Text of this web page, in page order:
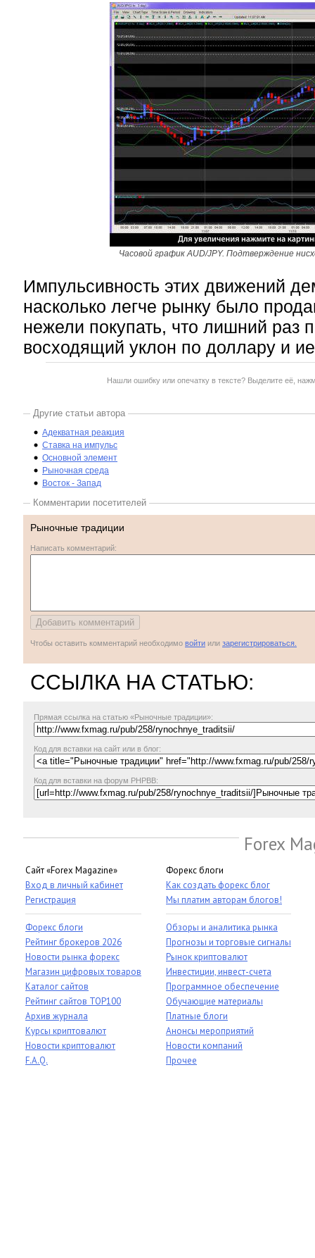
Часовой график AUD/JPY. Подтверждение
Импульсивность этих движений
насколько легче рынку было
нежели покупать, что лишний раз
восходящий уклон по доллару и
Нашли ошибку или опечатку в тексте? Выделите её,
Другие статьи автора
Адекватная реакция
Ставка на импульс
Основной элемент
Рыночная среда
Восток - Запад
Комментарии посетителей
Рыночные традиции
Написать комментарий:
Чтобы оставить комментарий необходимо войти или зарегистрироваться.
ССЫЛКА НА СТАТЬЮ:
Прямая ссылка на статью «Рыночные традиции»:
Код для вставки на сайт или в блог:
Код для вставки на форум PHPBB:
Forex
Сайт «Forex Magazine»
Вход в личный кабинет
Регистрация
Форекс блоги
Рейтинг брокеров 2026
Новости рынка форекс
Магазин цифровых товаров
Каталог сайтов
Рейтинг сайтов TOP100
Архив журнала
Курсы криптовалют
Новости криптовалют
F.A.Q.
Форекс блоги
Как создать форекс блог
Мы платим авторам блогов!
Обзоры и аналитика рынка
Прогнозы и торговые сигналы
Рынок криптовалют
Инвестиции, инвест-счета
Программное обеспечение
Обучающие материалы
Платные блоги
Анонсы мероприятий
Новости компаний
Прочее